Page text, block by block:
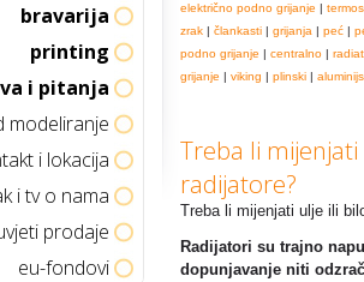
bravarija
printing
i pitanja
modeliranje
i lokacija
i tv o nama
prodaje
eu-fondovi
električno podno grijanje |
zrak | člankasti | grijanja | peć |
podno grijanje | centralno |
grijanje | viking | plinski |
Treba li
radijatore?
Treba li mijenjati ulje ili
Radijatori su trajno
dopunjavanje niti